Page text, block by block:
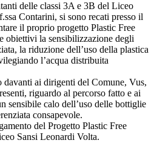
delle classi 3A e 3B del Liceo
Contarini, si sono recati presso il
il proprio progetto Plastic Free
obiettivi la sensibilizzazione degli
la riduzione dell’uso della plastica
l’acqua distribuita
davanti ai dirigenti del Comune, Vus,
riguardo al percorso fatto e ai
sensibile calo dell’uso delle bottiglie
consapevole.
del Progetto Plastic Free
Sansi Leonardi Volta.